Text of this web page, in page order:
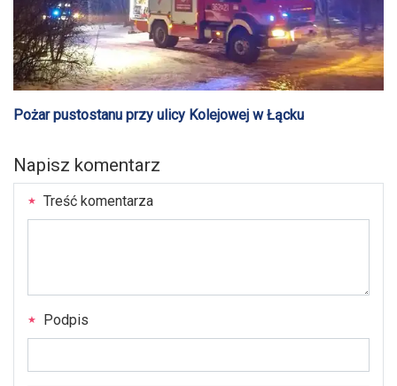
Pożar pustostanu przy ulicy Kolejowej w Łącku
Napisz komentarz
Treść komentarza
Podpis